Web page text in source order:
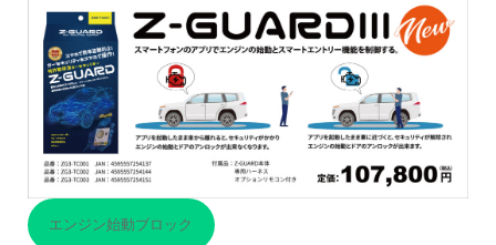
エンジン始動ブロック